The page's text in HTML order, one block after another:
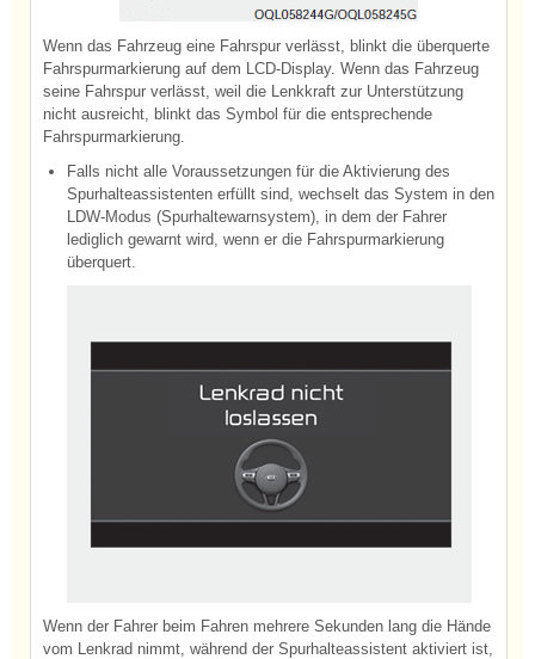
Wenn das Fahrzeug eine Fahrspur verlässt, blinkt die überquerte
Fahrspurmarkierung auf dem LCD-Display. Wenn das Fahrzeug
seine Fahrspur verlässt, weil die Lenkkraft zur Unterstützung
nicht ausreicht, blinkt das Symbol für die entsprechende
Fahrspurmarkierung.
Falls nicht alle Voraussetzungen für die Aktivierung des
Spurhalteassistenten erfüllt sind, wechselt das System in den
LDW-Modus (Spurhaltewarnsystem), in dem der Fahrer
lediglich gewarnt wird, wenn er die Fahrspurmarkierung
überquert.
Wenn der Fahrer beim Fahren mehrere Sekunden lang die Hände
vom Lenkrad nimmt, während der Spurhalteassistent aktiviert ist,